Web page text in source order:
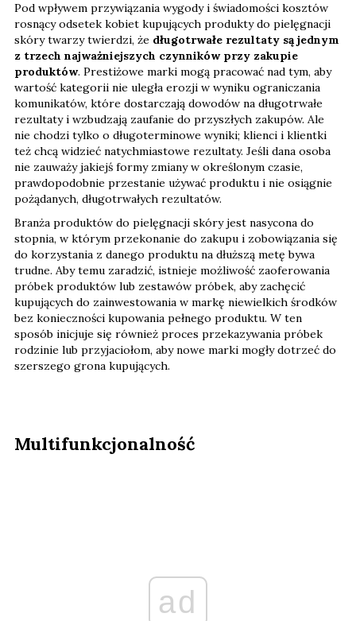
Pod wpływem przywiązania wygody i świadomości kosztów
rosnący odsetek kobiet kupujących produkty do pielęgnacji
skóry twarzy twierdzi, że długotrwałe rezultaty są jednym
z trzech najważniejszych czynników przy zakupie
produktów. Prestiżowe marki mogą pracować nad tym, aby
wartość kategorii nie uległa erozji w wyniku ograniczania
komunikatów, które dostarczają dowodów na długotrwałe
rezultaty i wzbudzają zaufanie do przyszłych zakupów. Ale
nie chodzi tylko o długoterminowe wyniki; klienci i klientki
też chcą widzieć natychmiastowe rezultaty. Jeśli dana osoba
nie zauważy jakiejś formy zmiany w określonym czasie,
prawdopodobnie przestanie używać produktu i nie osiągnie
pożądanych, długotrwałych rezultatów.
Branża produktów do pielęgnacji skóry jest nasycona do
stopnia, w którym przekonanie do zakupu i zobowiązania się
do korzystania z danego produktu na dłuższą metę bywa
trudne. Aby temu zaradzić, istnieje możliwość zaoferowania
próbek produktów lub zestawów próbek, aby zachęcić
kupujących do zainwestowania w markę niewielkich środków
bez konieczności kupowania pełnego produktu. W ten
sposób inicjuje się również proces przekazywania próbek
rodzinie lub przyjaciołom, aby nowe marki mogły dotrzeć do
szerszego grona kupujących.
Multifunkcjonalność
ad